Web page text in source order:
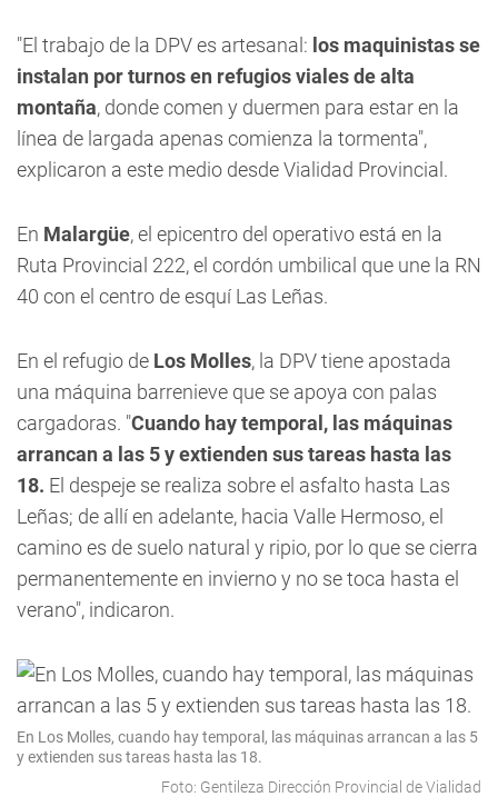
"El trabajo de la DPV es artesanal: los maquinistas se
instalan por turnos en refugios viales de alta
montaña, donde comen y duermen para estar en la
línea de largada apenas comienza la tormenta",
explicaron a este medio desde Vialidad Provincial.
En Malargüe, el epicentro del operativo está en la
Ruta Provincial 222, el cordón umbilical que une la RN
40 con el centro de esquí Las Leñas.
En el refugio de Los Molles, la DPV tiene apostada
una máquina barrenieve que se apoya con palas
cargadoras. "Cuando hay temporal, las máquinas
arrancan a las 5 y extienden sus tareas hasta las
18. El despeje se realiza sobre el asfalto hasta Las
Leñas; de allí en adelante, hacia Valle Hermoso, el
camino es de suelo natural y ripio, por lo que se cierra
permanentemente en invierno y no se toca hasta el
verano", indicaron.
En Los Molles, cuando hay temporal, las máquinas arrancan a las 5
y extienden sus tareas hasta las 18.
Foto: Gentileza Dirección Provincial de Vialidad